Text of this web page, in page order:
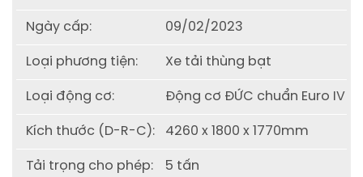
Ngày cấp: 09/02/2023
Loại phương tiện: Xe tải thùng bạt
Loại động cơ: Động cơ ĐỨC chuẩn Euro IV
Kích thước (D-R-C): 4260 x 1800 x 1770mm
Tải trọng cho phép: 5 tấn